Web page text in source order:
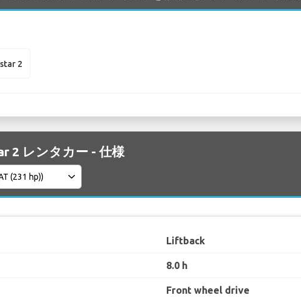
2
2 レンタカー - 仕様
Liftback
8.0 h
Front wheel drive